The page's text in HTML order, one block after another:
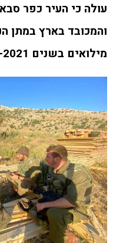
עולה כי העיר כפר
והמכובד בארץ במתן
מילואים בשנים